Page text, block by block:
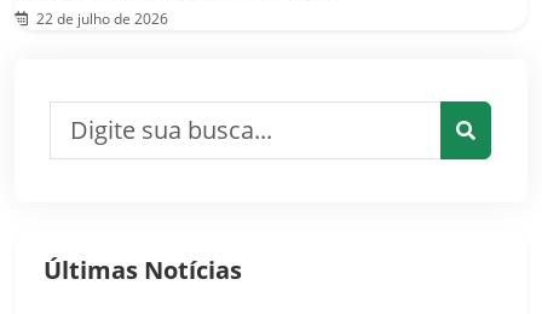
22 de julho de 2026
Últimas Notícias